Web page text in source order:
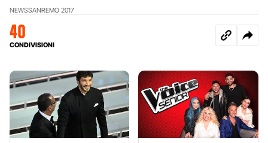
NEWSSANREMO 2017
40
CONDIVISIONI